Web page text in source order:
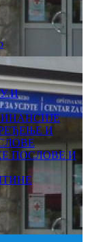
И
И
ПОСЛОВЕ И